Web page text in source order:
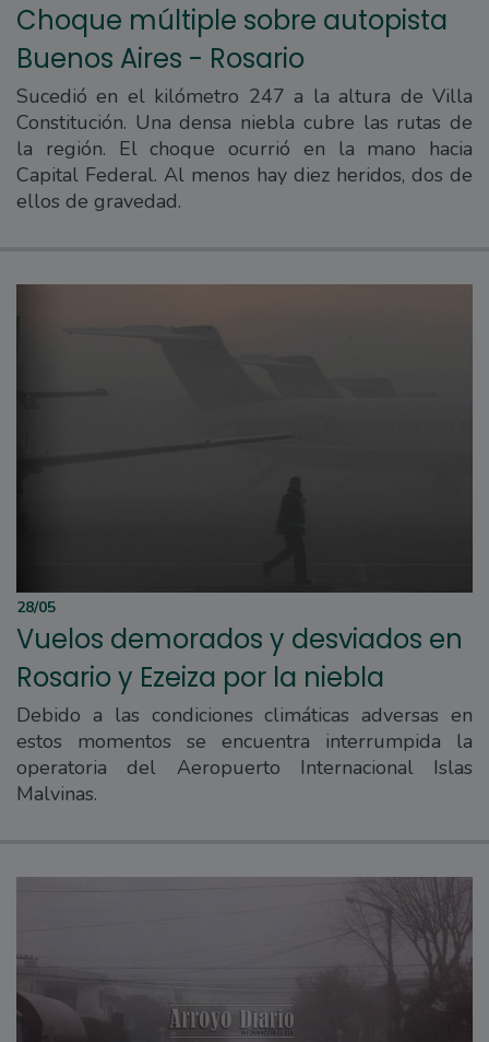
Choque múltiple sobre autopista
Buenos Aires - Rosario
Sucedió en el kilómetro 247 a la altura de Villa
Constitución. Una densa niebla cubre las rutas de
la región. El choque ocurrió en la mano hacia
Capital Federal. Al menos hay diez heridos, dos de
ellos de gravedad.
28/05
Vuelos demorados y desviados en
Rosario y Ezeiza por la niebla
Debido a las condiciones climáticas adversas en
estos momentos se encuentra interrumpida la
operatoria del Aeropuerto Internacional Islas
Malvinas.